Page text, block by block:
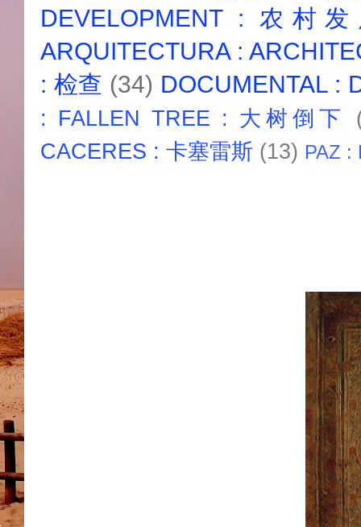
DEVELOPMENT : 农村
ARQUITECTURA :
: 检查 (34) DOCUMENTAL :
: FALLEN TREE : 大树倒下
CACERES : 卡塞雷斯 (13) PAZ :